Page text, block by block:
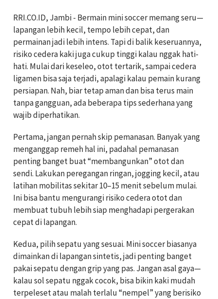
RRI.CO.ID, Jambi - Bermain mini soccer memang seru—
lapangan lebih kecil, tempo lebih cepat, dan
permainan jadi lebih intens. Tapi di balik keseruannya,
risiko cedera kaki juga cukup tinggi kalau nggak hati-
hati. Mulai dari keseleo, otot tertarik, sampai cedera
ligamen bisa saja terjadi, apalagi kalau pemain kurang
persiapan. Nah, biar tetap aman dan bisa terus main
tanpa gangguan, ada beberapa tips sederhana yang
wajib diperhatikan.
Pertama, jangan pernah skip pemanasan. Banyak yang
menganggap remeh hal ini, padahal pemanasan
penting banget buat “membangunkan” otot dan
sendi. Lakukan peregangan ringan, jogging kecil, atau
latihan mobilitas sekitar 10–15 menit sebelum mulai.
Ini bisa bantu mengurangi risiko cedera otot dan
membuat tubuh lebih siap menghadapi pergerakan
cepat di lapangan.
Kedua, pilih sepatu yang sesuai. Mini soccer biasanya
dimainkan di lapangan sintetis, jadi penting banget
pakai sepatu dengan grip yang pas. Jangan asal gaya—
kalau sol sepatu nggak cocok, bisa bikin kaki mudah
terpeleset atau malah terlalu “nempel” yang berisiko